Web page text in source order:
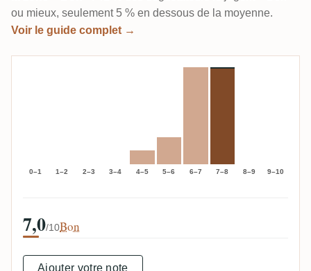
ou mieux, seulement 5 % en dessous de la moyenne.
Voir le guide complet →
0–1 1–2 2–3 3–4 4–5 5–6 6–7 7–8 8–9 9–10
7,0/10Bon
Ajouter votre note